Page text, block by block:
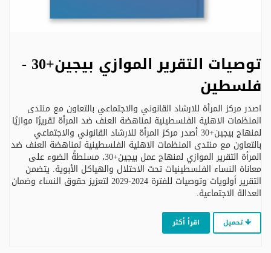
توصيات التقرير الموازي بيجين+30 -
فلسطين
اصدر مركز المرأة للارشاد القانوني والاجتماعي بالتعاون مع منتدى
المنظمات الاهلية الفلسطينية لمناهضة العنف ضد المرأة تقريرًا موازيًا
لمنهاج بيجين+30 أصدر مركز المرأة للارشاد القانوني والاجتماعي
بالتعاون مع منتدى المنظمات الاهلية الفلسطينية لمناهضة العنف ضد
المرأة التقرير الموازي لمنهاج عمل بيجين+30، مسلطةً الضوء على
معاناة النساء الفلسطينيات تحت الاحتلال والهياكل الأبوية. يتضمن
التقرير أولويات وتوصيات للفترة 2024-2029 لتعزيز حقوق النساء وضمان
العدالة الاجتماعية.
تحميل اقرأ أكثر